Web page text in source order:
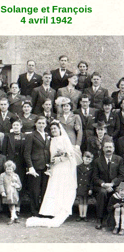
Solange et François
4 avril 1942